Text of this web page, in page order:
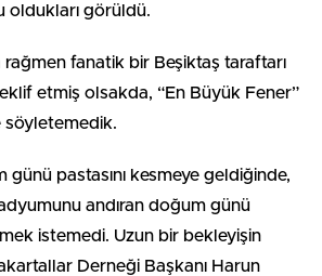
oldukları görüldü.
rağmen fanatik bir Beşiktaş taraftarı
etmiş olsakda, “En Büyük Fener”
söyletemedik.
günü pastasını kesmeye geldiğinde,
andıran doğum günü
istemedi. Uzun bir bekleyişin
Derneği Başkanı Harun